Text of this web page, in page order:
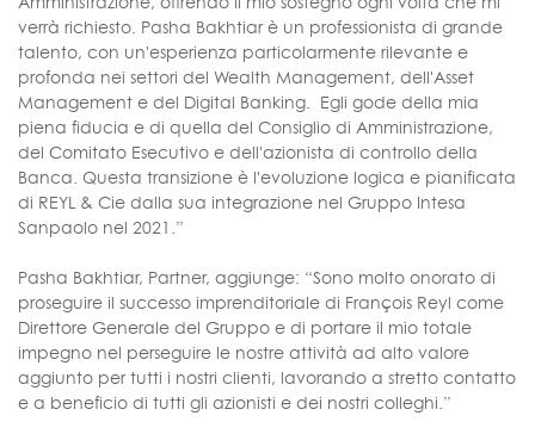
verrà richiesto. Pasha Bakhtiar è un professionista di grande
talento, con un'esperienza particolarmente rilevante e
profonda nei settori del Wealth Management, dell'Asset
Management e del Digital Banking. Egli gode della mia
piena fiducia e di quella del Consiglio di Amministrazione,
del Comitato Esecutivo e dell'azionista di controllo della
Banca. Questa transizione è l'evoluzione logica e pianificata
di REYL & Cie dalla sua integrazione nel Gruppo Intesa
Sanpaolo nel 2021.”
Pasha Bakhtiar, Partner, aggiunge: “Sono molto onorato di
proseguire il successo imprenditoriale di François Reyl come
Direttore Generale del Gruppo e di portare il mio totale
impegno nel perseguire le nostre attività ad alto valore
aggiunto per tutti i nostri clienti, lavorando a stretto contatto
e a beneficio di tutti gli azionisti e dei nostri colleghi.”